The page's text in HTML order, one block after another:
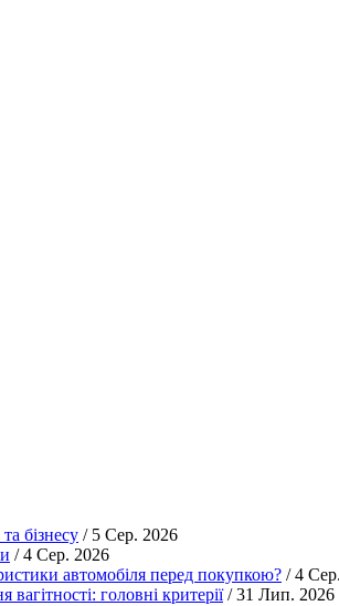
бізнесу / 5 Сер. 2026
/ 4 Сер. 2026
автомобіля перед покупкою? / 4
головні критерії/ 31 Лип. 2026